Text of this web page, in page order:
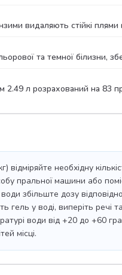
видаляють стійкі
та темної білизни,
2.49 л розрахований на 83
необхідну
пральної машини або
збільште дозу відповідно
гель у воді, виперіть речі
води від +20 до +60
місці.